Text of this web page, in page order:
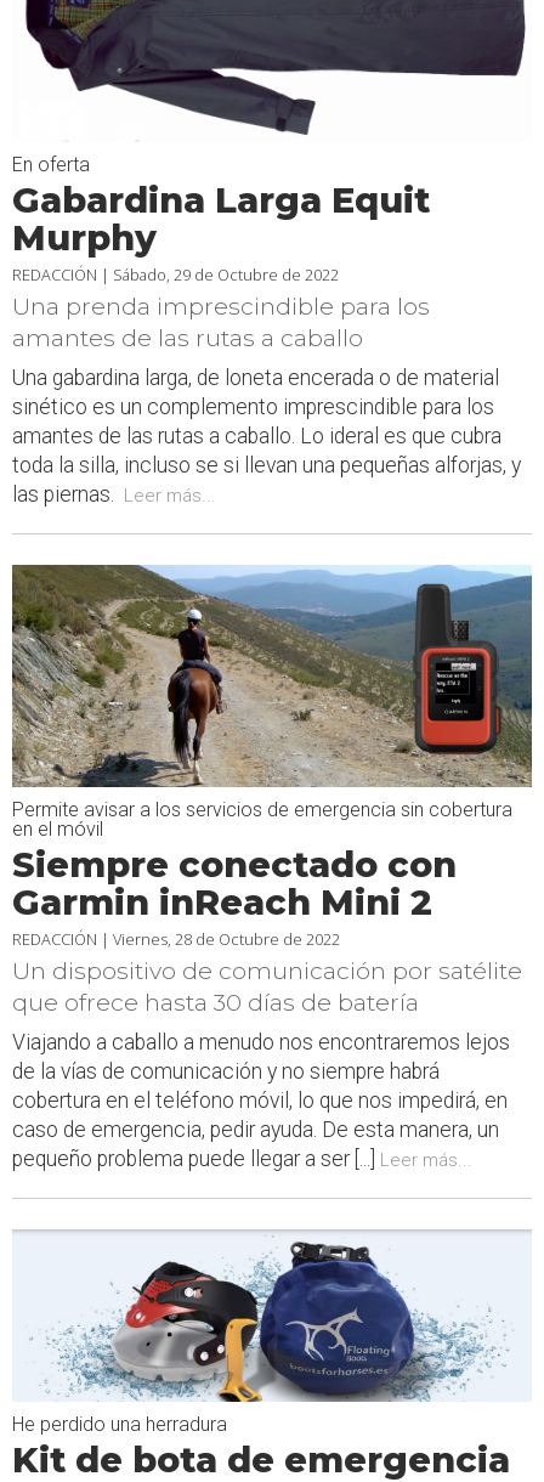
En oferta
Gabardina Larga Equit
Murphy
REDACCIÓN | Sábado, 29 de Octubre de 2022
Una prenda imprescindible para los
amantes de las rutas a caballo
Una gabardina larga, de loneta encerada o de material
sinético es un complemento imprescindible para los
amantes de las rutas a caballo. Lo ideral es que cubra
toda la silla, incluso se si llevan una pequeñas alforjas, y
las piernas.
Leer más...
Permite avisar a los servicios de emergencia sin cobertura
en el móvil
Siempre conectado con
Garmin inReach Mini 2
REDACCIÓN | Viernes, 28 de Octubre de 2022
Un dispositivo de comunicación por satélite
que ofrece hasta 30 días de batería
Viajando a caballo a menudo nos encontraremos lejos
de la vías de comunicación y no siempre habrá
cobertura en el teléfono móvil, lo que nos impedirá, en
caso de emergencia, pedir ayuda. De esta manera, un
pequeño problema puede llegar a ser [...]
Leer más...
He perdido una herradura
Kit de bota de emergencia